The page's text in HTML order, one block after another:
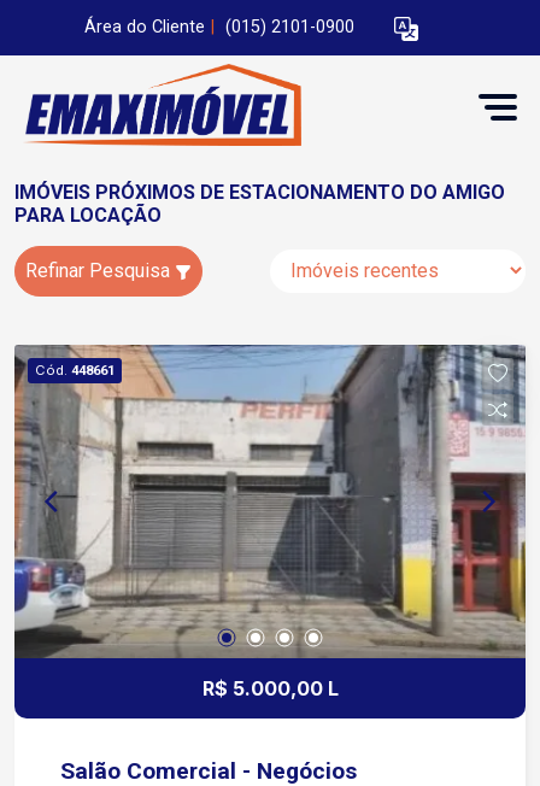
Área do Cliente (015) 2101-0900
IMÓVEIS PRÓXIMOS DE ESTACIONAMENTO DO AMIGO
PARA LOCAÇÃO
Refinar Pesquisa
Cód. 448661
R$ 5.000,00 L
Salão Comercial - Negócios